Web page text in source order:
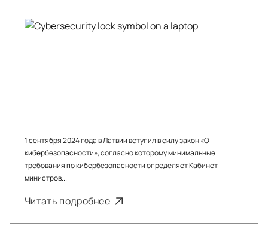
1 сентября 2024 года в Латвии вступил в силу закон «О
кибербезопасности», согласно которому минимальные
требования по кибербезопасности определяет Кабинет
министров...
Читать подробнее